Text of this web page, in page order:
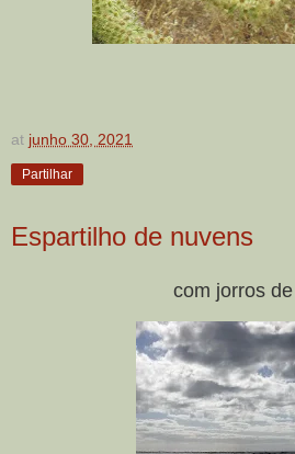
at junho 30, 2021
Partilhar
Espartilho de nuvens
com jorros